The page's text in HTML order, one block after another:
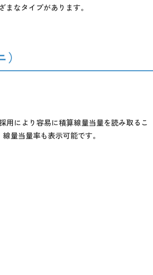
なタイプがあります。
用により容易に積算線量当量を読み取るこ
量当量率も表示可能です。